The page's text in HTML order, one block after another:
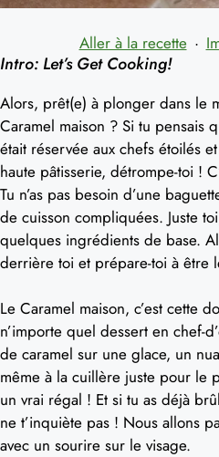
Aller à la recette ·
Intro: Let’s Get Cooking!
Alors, prêt(e) à plonger dans le
Caramel maison ? Si tu pensais
était réservée aux chefs étoilés
haute pâtisserie, détrompe-toi !
Tu n’as pas besoin d’une
de cuisson compliquées. Juste
quelques ingrédients de base.
derrière toi et prépare-toi à être
Le Caramel maison, c’est cette
n’importe quel dessert en chef-
de caramel sur une glace, un
même à la cuillère juste pour le
un vrai régal ! Et si tu as déjà
ne t’inquiète pas ! Nous allons
avec un sourire sur le visage.